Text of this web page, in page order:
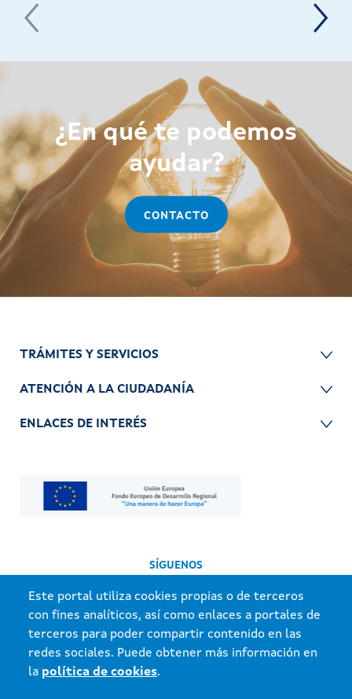
Este portal utiliza cookies propias o de terceros
con fines analíticos, así como enlaces a portales de
terceros para poder compartir contenido en las
redes sociales. Puede obtener más información en
la política de cookies.
¿En qué te podemos
ayudar?
CONTACTO
TRÁMITES Y SERVICIOS
ATENCIÓN A LA CIUDADANÍA
ENLACES DE INTERÉS
SÍGUENOS